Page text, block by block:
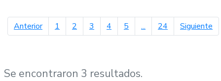
Anteriorpágina anterior
1 2 3 4 5 ... 24 Siguiente
Se encontraron 3 resultados.